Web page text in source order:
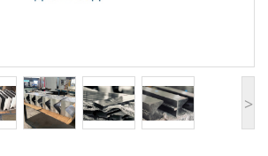
>